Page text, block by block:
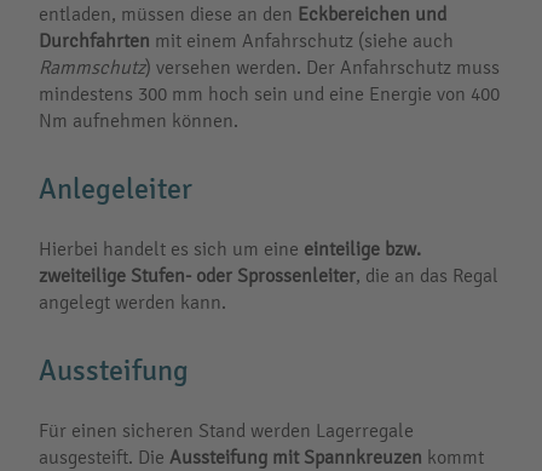
entladen, müssen diese an den Eckbereichen und
Durchfahrten mit einem Anfahrschutz (siehe auch
Rammschutz) versehen werden. Der Anfahrschutz muss
mindestens 300 mm hoch sein und eine Energie von 400
Nm aufnehmen können.
Anlegeleiter
Hierbei handelt es sich um eine einteilige bzw.
zweiteilige Stufen- oder Sprossenleiter, die an das Regal
angelegt werden kann.
Aussteifung
Für einen sicheren Stand werden Lagerregale
ausgesteift. Die Aussteifung mit Spannkreuzen kommt